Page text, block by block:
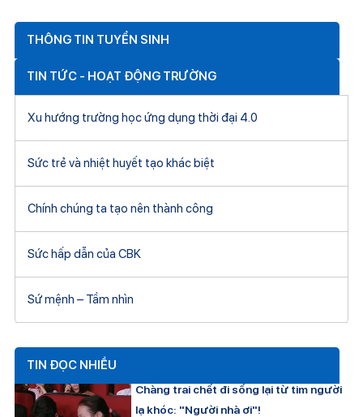
THÔNG TIN TUYỂN SINH
TIN TỨC - HOẠT ĐỘNG TRƯỜNG
Xu hướng trường học ứng dụng thời đại 4.0
Sức trẻ và nhiệt huyết tạo khác biệt
Chính chúng ta tạo nên thành công
Sức hấp dẫn của CBK
Sứ mệnh – Tầm nhìn
TIN ĐỌC NHIỀU
Chàng trai chết đi sống lại từ tim người
lạ khóc: "Người nhà ơi"!